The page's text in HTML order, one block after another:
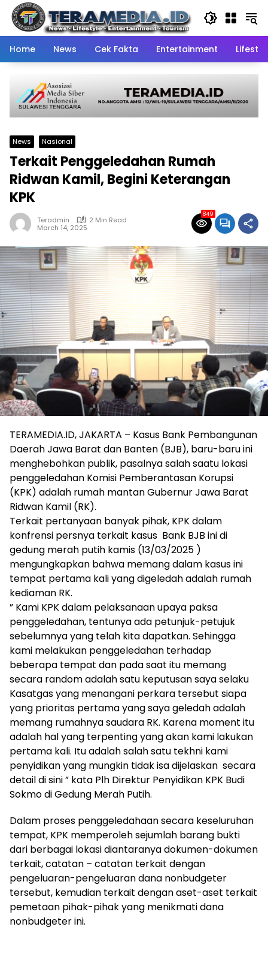
Skip
content
Home
News Cek Fakta Entertainment
News Nasional
Terkait Penggeledahan Rumah
Ridwan Kamil, Begini Keterangan
KPK
Teradmin
2 Min Read
March 14, 2025
849
TERAMEDIA.ID, JAKARTA – Kasus Bank Pembangunan
Daerah Jawa Barat dan Banten (BJB), baru-baru ini
menghebohkan publik, pasalnya salah saatu lokasi
penggeledahan Komisi Pemberantasan Korupsi
(KPK) adalah rumah mantan Gubernur Jawa Barat
Ridwan Kamil (RK).
Terkait pertanyaan banyak pihak, KPK dalam
konfrensi persnya terkait kasus Bank BJB ini di
gedung merah putih kamis (13/03/2025 )
mengungkapkan bahwa memang dalam kasus ini
tempat pertama kali yang digeledah adalah rumah
kediaman RK.
” Kami KPK dalam pelaksanaan upaya paksa
penggeledahan, tentunya ada petunjuk-petujuk
sebelumnya yang telah kita dapatkan. Sehingga
kami melakukan penggeledahan terhadap
beberapa tempat dan pada saat itu memang
secara random adalah satu keputusan saya selaku
Kasatgas yang menangani perkara tersebut siapa
yang prioritas pertama yang saya geledah adalah
memang rumahnya saudara RK. Karena moment itu
adalah hal yang terpenting yang akan kami lakukan
pertama kali. Itu adalah salah satu tekhni kami
penyidikan yang mungkin tidak isa dijelaskan secara
detail di sini ” kata Plh Direktur Penyidikan KPK Budi
Sokmo di Gedung Merah Putih.
Dalam proses penggeledahaan secara keseluruhan
tempat, KPK memperoleh sejumlah barang bukti
dari berbagai lokasi diantaranya dokumen-dokumen
terkait, catatan – catatan terkait dengan
pengeluaran-pengeluaran dana nonbudgeter
tersebut, kemudian terkait dengan aset-aset terkait
pemetaan pihak-pihak yang menikmati dana
nonbudgeter ini.